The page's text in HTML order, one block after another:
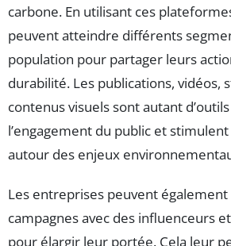
carbone. En utilisant ces
peuvent atteindre différents
population pour partager leurs
durabilité. Les publications, vidéos,
contenus visuels sont autant
l’engagement du public et
autour des enjeux
Les entreprises peuvent
campagnes avec des influenceurs
pour élargir leur portée. Cela leur